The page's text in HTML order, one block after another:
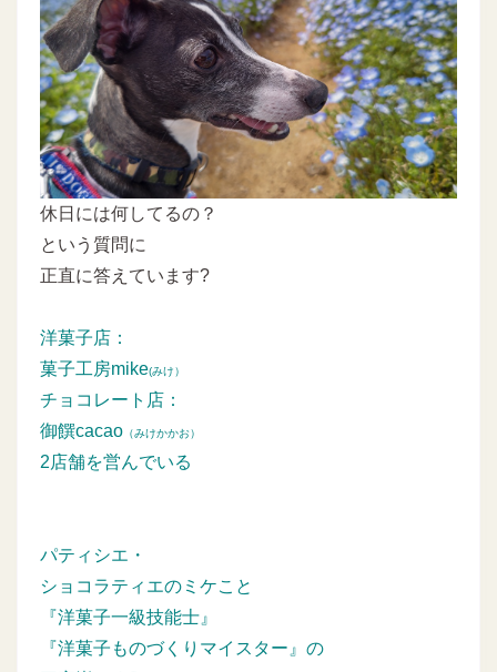
休日には何してるの？
という質問に
正直に答えています?
洋菓子店：
菓子工房mike(みけ）
チョコレート店：
御饌cacao （みけかかお）
2店舗を営んでいる
パティシエ・
ショコラティエのミケこと
『洋菓子一級技能士』
『洋菓子ものづくりマイスター』の